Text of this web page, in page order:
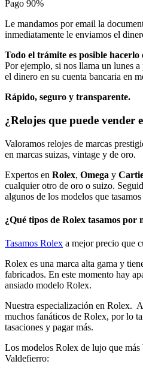
Pago 90%
Le mandamos por email la
inmediatamente le enviamos el
Todo el trámite es posible
Por ejemplo, si nos llama un lunes
el dinero en su cuenta bancaria en
Rápido, seguro y transparente.
¿Relojes que puede vender
Valoramos relojes de marcas
en marcas suizas, vintage y de oro.
Expertos en Rolex, Omega y
cualquier otro de oro o suizo.
algunos de los modelos que
¿Qué tipos de Rolex tasamos por
Tasamos Rolex a mejor precio que
Rolex es una marca alta gama y
fabricados. En este momento hay
ansiado modelo Rolex.
Nuestra especialización en Rolex.
muchos fanáticos de Rolex, por lo
tasaciones y pagar más.
Los modelos Rolex de lujo que
Valdefierro: